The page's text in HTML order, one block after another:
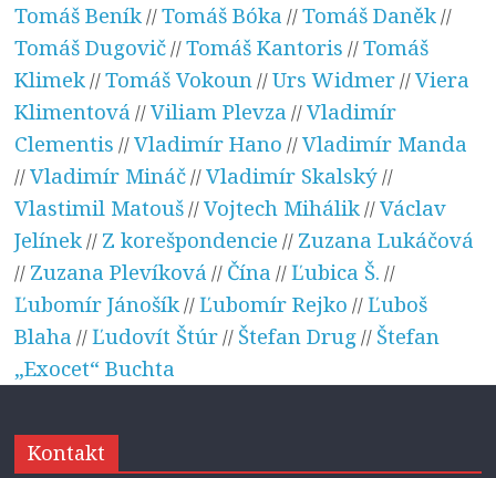
Tomáš Beník//Tomáš Bóka //Tomáš Daněk//
Tomáš Dugovič//Tomáš Kantoris //Tomáš
Klimek//Tomáš Vokoun //Urs Widmer//Viera
Klimentová //Viliam Plevza //Vladimír
Clementis //Vladimír Hano //Vladimír Manda
//Vladimír Mináč//Vladimír Skalský//
Vlastimil Matouš//Vojtech Mihálik//Václav
Jelínek// Z korešpondencie // Zuzana Lukáčová
// Zuzana Plevíková // Čína //Ľubica Š. //
Ľubomír Jánošík//Ľubomír Rejko //Ľuboš
Blaha //Ľudovít Štúr// Štefan Drug// Štefan
„Exocet“ Buchta
Kontakt